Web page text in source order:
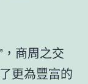
商周之交
更為豐富的